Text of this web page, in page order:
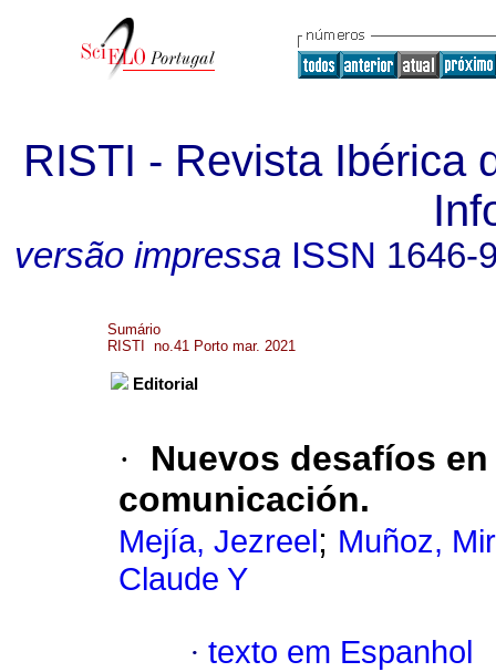
RISTI - Revista Ibérica
versão impressa ISSN 1646-
Sumário
RISTI no.41 Porto mar. 2021
Editorial
·
Nuevos desafíos
comunicación.
Mejía, Jezreel ; Muñoz,
Claude Y
· texto em Espanhol